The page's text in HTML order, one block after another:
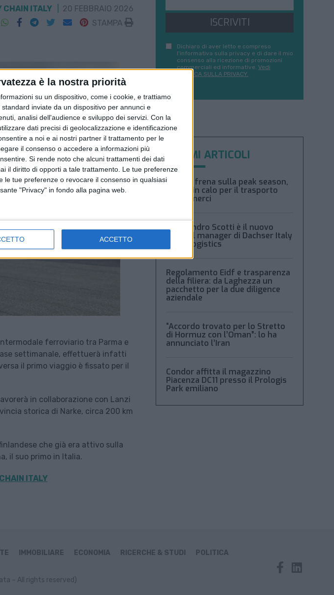
è la nostra priorità
su un dispositivo, come i cookie, e trattiamo
inviate da un dispositivo per annunci e
analisi dell'audience e sviluppo dei servizi. Con la
dati precisi di geolocalizzazione e identificazione
a noi e ai nostri partner il trattamento per le
il consenso o accedere a informazioni più
Si rende noto che alcuni trattamenti dei dati
il diritto di opporti a tale trattamento. Le tue preferenze
le tue preferenze o revocare il consenso in qualsiasi
"Privacy" in fondo alla pagina web.
ACCETTO
CHAIN ITALY
20 FEBBRAIO 2026
STAMPA
ferroviario tra Parma e
settimanale, effettuerà infatti
il primo viaggio è fissato per il
in collaborazione con Lanzi
storica di Narke, circa 200 km
che già era attivo sulla
il suo primo in Italia.
ITALY
ISCRIVITI
Dichiaro di aver letto e compreso
l'informativa sulla privacy e di dare il mio
consenso alla ricezione di promozioni
commerciali ed informative. Vedi
POLITICA SULLA PRIVACY.
ULTIMI ARTICOLI
Xeneta frena sulla peak season,
tariffe in calo per il trasporto
aereo merci
Alessandro Scotti è il nuovo
general manager di Dachser Italy
Food Logistics
Regolamento Eidf e trasparenza
della filiera: da Laghezza un
pacchetto per la due diligence
aziendale
“Accordo trovato per lo Stretto
di Hormuz con l’Oman”: lo ha
annunciato l’Iran
Condor affitta il magazzino
Piacenza DC11 presso il Prologis
Park emiliano
IMMOBILIARE ECONOMIA RICERCHE & STUDI
POLITICA
– All rights reserved)